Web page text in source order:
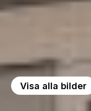
Visa alla bilder